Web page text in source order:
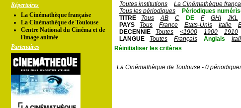
Répertoires
La Cinémathèque française
La Cinémathèque de Toulouse
Centre National du Cinéma et de
l'image animée
Partenaires
Toutes institutions
La Cinémathèque
Tous les périodiques
Périodiques
TITRE
Tous AB C DE F GHI JKL
PAYS
Tous France Etats-Unis Italie
DECENNIE
Toutes <1900 1900 1910
LANGUE
Toutes Français Anglais
Réinitialiser les critères
La Cinémathèque de Toulouse - 0